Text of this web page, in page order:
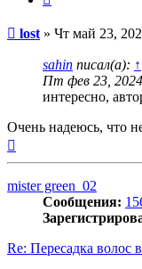
Сообщение
lost » Чт май 23,
sahin писал(а): ↑
Пт фев 23,
интересно,
Очень надеюсь, что
mister green_02
Сообщения:
Re: Пересадка волос